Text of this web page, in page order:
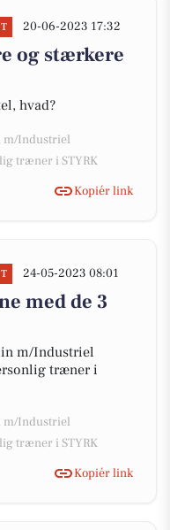
20-06-2023 17:32
og stærkere
hvad?
m/Industriel
træner i STYRK
Kopiér link
24-05-2023 08:01
med de 3
m/Industriel
træner i
m/Industriel
træner i STYRK
Kopiér link